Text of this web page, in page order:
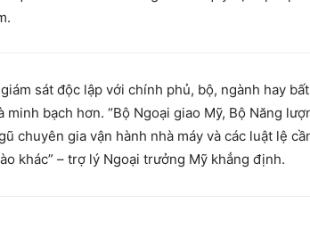
sát độc lập với chính phủ, bộ, ngành hay
bạch hơn. “Bộ Ngoại giao Mỹ, Bộ Năng
chuyên gia vận hành nhà máy và các luật lệ
khác” – trợ lý Ngoại trưởng Mỹ khẳng định.